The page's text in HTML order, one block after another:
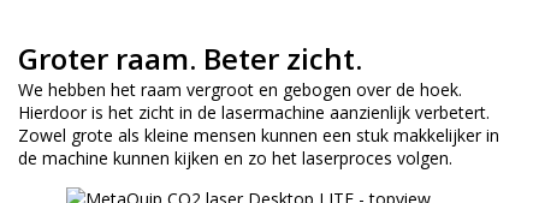
Groter raam. Beter zicht.
We hebben het raam vergroot en gebogen over de hoek.
Hierdoor is het zicht in de lasermachine aanzienlijk verbetert.
Zowel grote als kleine mensen kunnen een stuk makkelijker in
de machine kunnen kijken en zo het laserproces volgen.